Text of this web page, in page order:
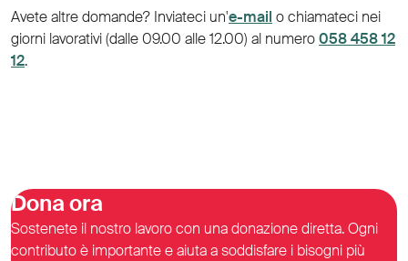
Avete altre domande? Inviateci un'e-mail o chiamateci nei
giorni lavorativi (dalle 09.00 alle 12.00) al numero058 458 12
12.
Dona ora
Sostenete il nostro lavoro con una donazione diretta. Ogni
contributo è importante e aiuta a soddisfare i bisogni più